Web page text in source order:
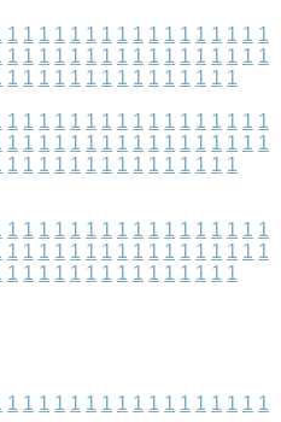
1 1 1 1 1 1 1 1 1 1 1 1 1 1 1 1 1
1 1 1 1 1 1 1 1 1 1 1 1 1 1 1 1 1
1 1 1 1 1 1 1 1 1 1 1 1 1 1 1
1 1 1 1 1 1 1 1 1 1 1 1 1 1 1 1 1
1 1 1 1 1 1 1 1 1 1 1 1 1 1 1 1 1
1 1 1 1 1 1 1 1 1 1 1 1 1 1 1
1 1 1 1 1 1 1 1 1 1 1 1 1 1 1 1 1
1 1 1 1 1 1 1 1 1 1 1 1 1 1 1 1 1
1 1 1 1 1 1 1 1 1 1 1 1 1 1 1
1 1 1 1 1 1 1 1 1 1 1 1 1 1 1 1 1